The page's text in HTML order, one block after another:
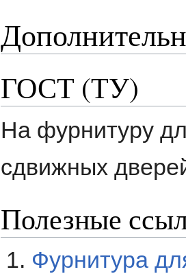
ГОСТ (ТУ)
На фурнитуру
сдвижных
Полезные
Фурнитура